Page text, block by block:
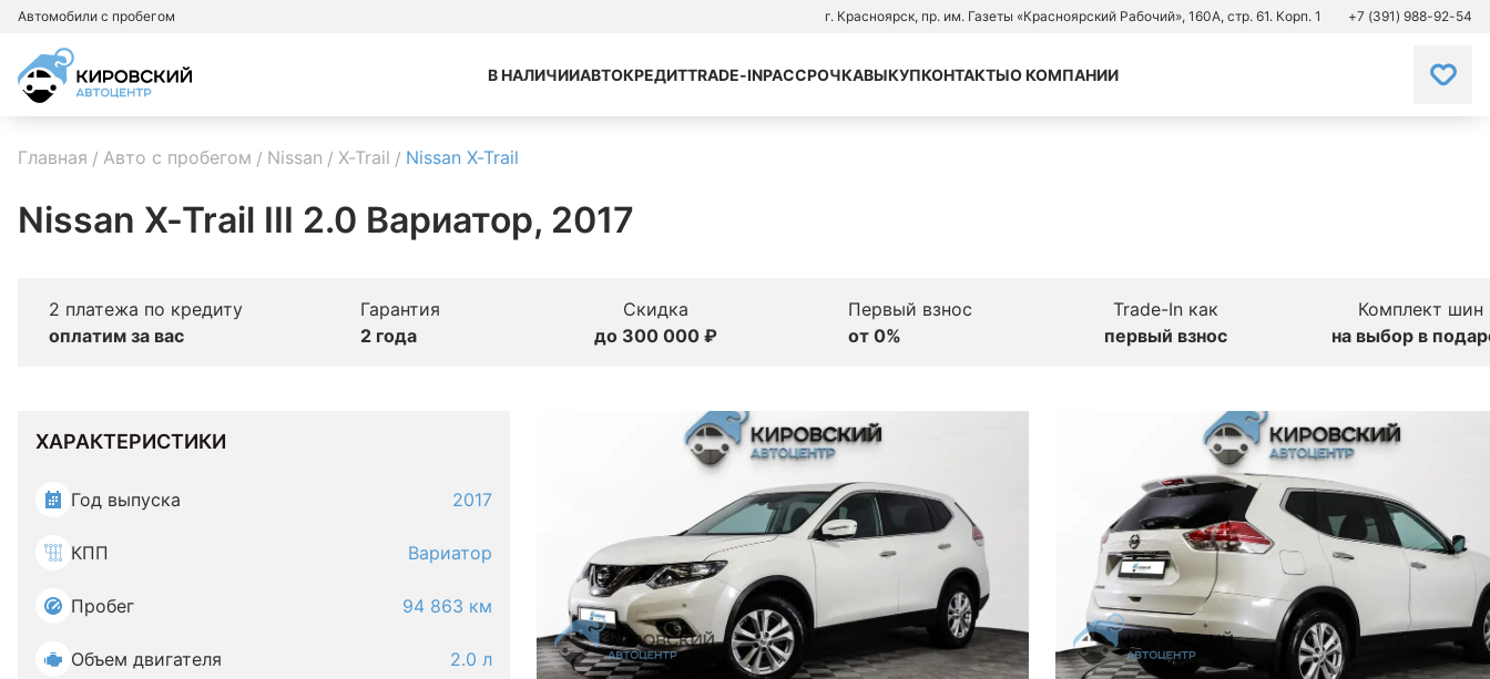
Автомобили с пробегом г. Красноярск, пр. им. Газеты «Красноярский Рабочий», 160А, стр. 61. Корп. 1 +7 (391) 988-92-54
В НАЛИЧИИАВТОКРЕДИТTRADE-INРАССРОЧКАВЫКУПКОНТАКТЫО КОМПАНИИ
Главная Авто с пробегом Nissan X-Trail Nissan X-Trail
Nissan X-Trail III 2.0 Вариатор, 2017
2 платежа по кредиту
оплатим за вас
Гарантия
2 года
Скидка
до 300 000 ₽
Первый взнос
от 0%
Trade-In как
первый взнос
Комплект шин
на выбор в
ХАРАКТЕРИСТИКИ
Год выпуска 2017
КПП Вариатор
Пробег 94 863 км
Объем двигателя 2.0 л